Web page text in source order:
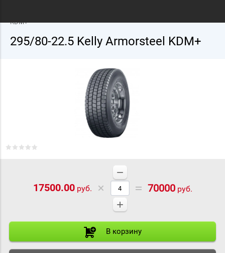
KDM+
295/80-22.5 Kelly Armorsteel KDM+
17500.00руб.
−
+
70000руб.
В корзину